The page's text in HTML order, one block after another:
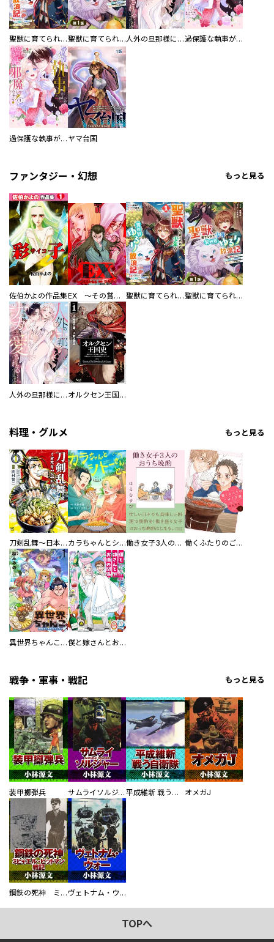
聖獣に育てられた少年の異世界ゆるり放浪記～神様からもらったチート魔法で、仲間たちとスローライフを満喫中～ 聖獣に育てられた少年の異世界ゆるり放浪記～神様からもらったチート魔法で、仲間たちとスローライフを満喫中～【分冊版】 人外の旦那様に娶られ毎晩ナカまで愛される…。アンソロジー 過保護な執事が私の婚活を邪魔してきます！ 分冊版
過保護な執事が私の婚活を邪魔してきます！ ヤマ台国
ファンタジー・幻想 もっと見る
佐伯かよの作品集 EX ～その賞金稼ぎは、世界の出口を探す～【単行本版】 聖獣に育てられた少年の異世界ゆるり放浪記～神様からもらったチート魔法で、仲間たちとスローライフを満喫中～ 聖獣に育てられた少年の異世界ゆるり放浪記～神様からもらったチート魔法で、仲間たちとスローライフを満喫中～【分冊版】
人外の旦那様に娶られ毎晩ナカまで愛される…。アンソロジー オルクセン王国史
料理・グルメ もっと見る
刀剣乱舞～日本号つれづれ酒～ カラちゃんとシトーさんと、 【分冊版】 働き女子3人のおうち晩酌 働くふたりのごほうび飯
異世界ちゃんこ～横綱目前に召喚されたんだが～ 【連載版】 僕と嫁さんとお酒の関係
戦争・軍事・戦記 もっと見る
装甲擲弾兵 サムライソルジャー SAMURAI SOLDIER 平成維新 戦う自衛隊 オメガJ
鋼鉄の死神 ミヒャエル・ビットマン戦記 ヴェトナム・ウォー VIETNAM WAR
TOPへ